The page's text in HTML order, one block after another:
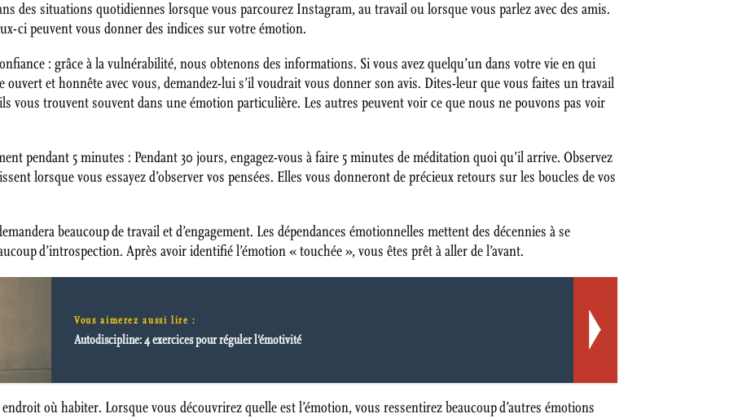
des situations quotidiennes lorsque vous parcourez Instagram, au travail ou lorsque vous parlez avec des amis.
ci peuvent vous donner des indices sur votre émotion.
: grâce à la vulnérabilité, nous obtenons des informations. Si vous avez quelqu’un dans votre vie en qui
ouvert et honnête avec vous, demandez-lui s’il voudrait vous donner son avis. Dites-leur que vous faites un travail
vous trouvent souvent dans une émotion particulière. Les autres peuvent voir ce que nous ne pouvons pas voir
pendant 5 minutes : Pendant 30 jours, engagez-vous à faire 5 minutes de méditation quoi qu’il arrive. Observez
lorsque vous essayez d’observer vos pensées. Elles vous donneront de précieux retours sur les boucles de vos
beaucoup de travail et d’engagement. Les dépendances émotionnelles mettent des décennies à se
d’introspection. Après avoir identifié l’émotion « touchée », vous êtes prêt à aller de l’avant.
Vous aimerez aussi lire :
Autodiscipline: 4 exercices pour réguler l'émotivité
où habiter. Lorsque vous découvrirez quelle est l’émotion, vous ressentirez beaucoup d’autres émotions